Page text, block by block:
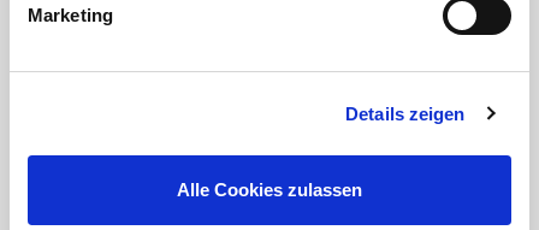
Marketing
Details zeigen
Alle Cookies zulassen
Verantwortliche Person für die EU
Kontakt: